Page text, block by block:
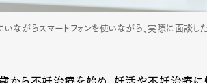
いながらスマートフォンを使いながら、実際に面談し